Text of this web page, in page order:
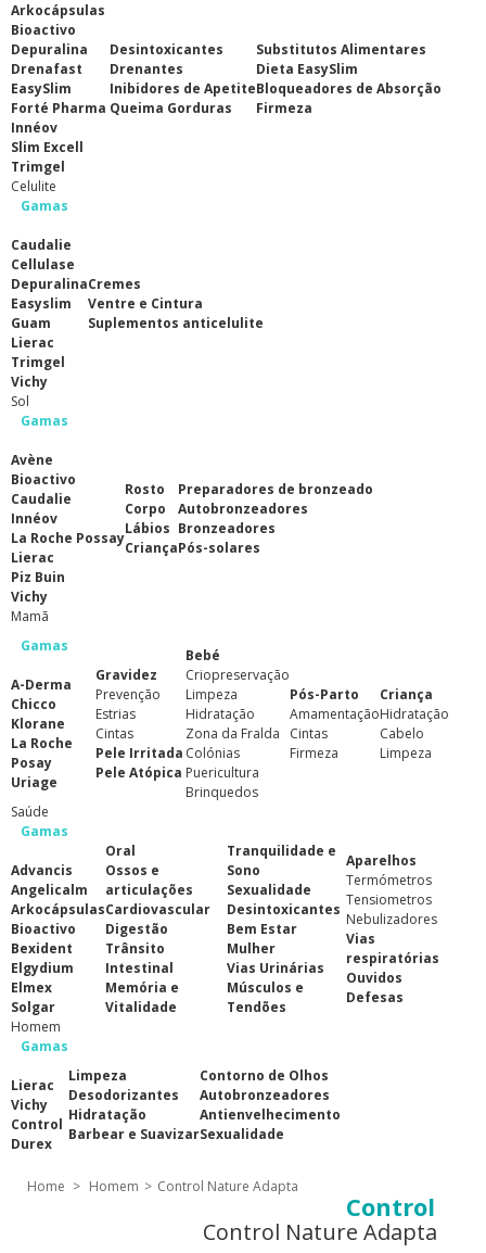
Arkocápsulas
Bioactivo
Depuralina
Drenafast
EasySlim
Forté Pharma
Innéov
Slim Excell
Trimgel
Desintoxicantes
Drenantes
Inibidores de Apetite
Queima Gorduras
Substitutos Alimentares
Dieta EasySlim
Bloqueadores de Absorção
Firmeza
Celulite
Gamas
Caudalie
Cellulase
Depuralina
Easyslim
Guam
Lierac
Trimgel
Vichy
Cremes
Ventre e Cintura
Suplementos anticelulite
Sol
Gamas
Avène
Bioactivo
Caudalie
Innéov
La Roche Possay
Lierac
Piz Buin
Vichy
Rosto
Corpo
Lábios
Criança
Preparadores de bronzeado
Autobronzeadores
Bronzeadores
Pós-solares
Mamã
Gamas
A-Derma
Chicco
Klorane
La Roche
Posay
Uriage
Gravidez
Prevenção
Estrias
Cintas
Pele Irritada
Pele Atópica
Bebé
Criopreservação
Limpeza
Hidratação
Zona da Fralda
Colónias
Puericultura
Brinquedos
Pós-Parto
Amamentação
Cintas
Firmeza
Criança
Hidratação
Cabelo
Limpeza
Saúde
Gamas
Advancis
Angelicalm
Arkocápsulas
Bioactivo
Bexident
Elgydium
Elmex
Solgar
Oral
Ossos e
articulações
Cardiovascular
Digestão
Trânsito
Intestinal
Memória e
Vitalidade
Tranquilidade e
Sono
Sexualidade
Desintoxicantes
Bem Estar
Mulher
Vias Urinárias
Músculos e
Tendões
Aparelhos
Termómetros
Tensiometros
Nebulizadores
Vias
respiratórias
Ouvidos
Defesas
Homem
Gamas
Lierac
Vichy
Control
Durex
Limpeza
Desodorizantes
Hidratação
Barbear e Suavizar
Contorno de Olhos
Autobronzeadores
Antienvelhecimento
Sexualidade
Home > Homem > Control Nature Adapta
Control
Control Nature Adapta